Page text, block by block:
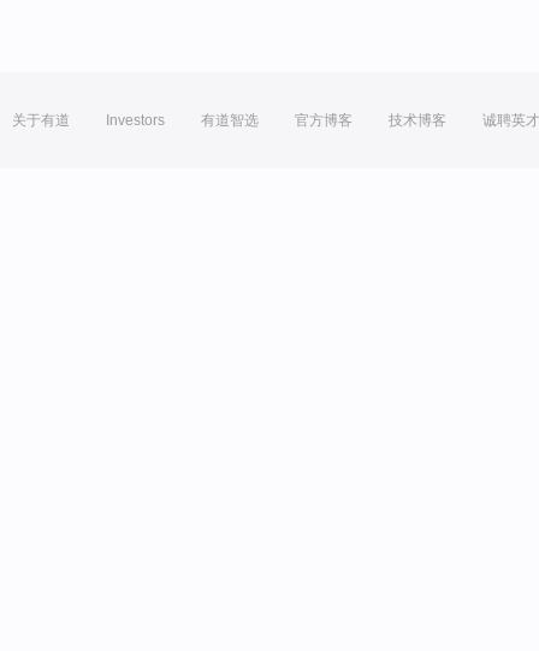
关于有道 Investors 有道智选 官方博客 技术博客 诚聘英才